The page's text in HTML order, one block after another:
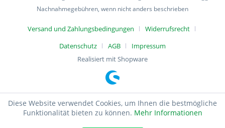
Nachnahmegebühren, wenn nicht anders beschrieben
Versand und Zahlungsbedingungen
Widerrufsrecht
Datenschutz
AGB
Impressum
Realisiert mit Shopware
Diese Website verwendet Cookies, um Ihnen die bestmögliche
Funktionalität bieten zu können. Mehr Informationen